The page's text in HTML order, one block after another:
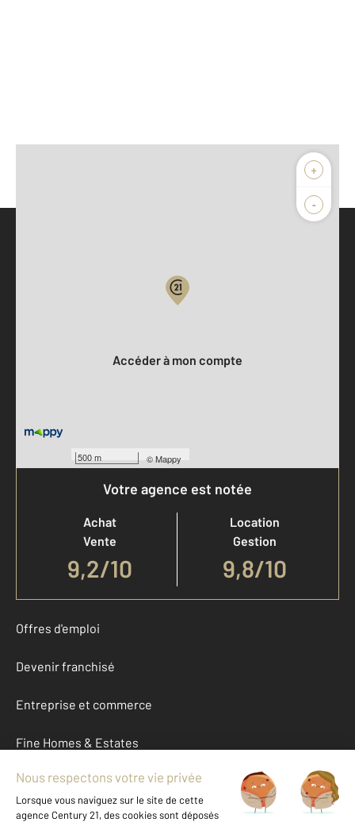
+
-
500 m ©Mappy
Accéder à mon compte
Votre agence est notée
Achat
Vente
9,2/10
Location
Gestion
9,8/10
Offres d'emploi
Devenir franchisé
Entreprise et commerce
Fine Homes & Estates
À propos
International